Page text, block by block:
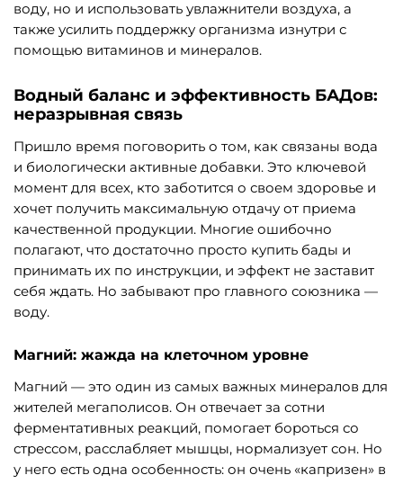
воду, но и использовать увлажнители воздуха, а
также усилить поддержку организма изнутри с
помощью витаминов и минералов.
Водный баланс и эффективность БАДов:
неразрывная связь
Пришло время поговорить о том, как связаны вода
и биологически активные добавки. Это ключевой
момент для всех, кто заботится о своем здоровье и
хочет получить максимальную отдачу от приема
качественной продукции. Многие ошибочно
полагают, что достаточно просто купить бады и
принимать их по инструкции, и эффект не заставит
себя ждать. Но забывают про главного союзника —
воду.
Магний: жажда на клеточном уровне
Магний — это один из самых важных минералов для
жителей мегаполисов. Он отвечает за сотни
ферментативных реакций, помогает бороться со
стрессом, расслабляет мышцы, нормализует сон. Но
у него есть одна особенность: он очень «капризен» в